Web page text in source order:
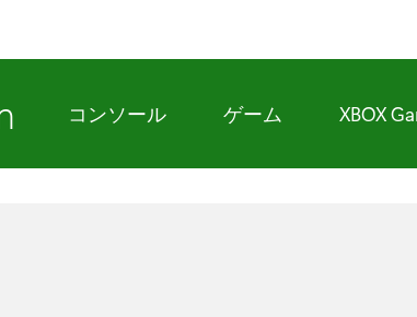
コンソール ゲーム XBOX